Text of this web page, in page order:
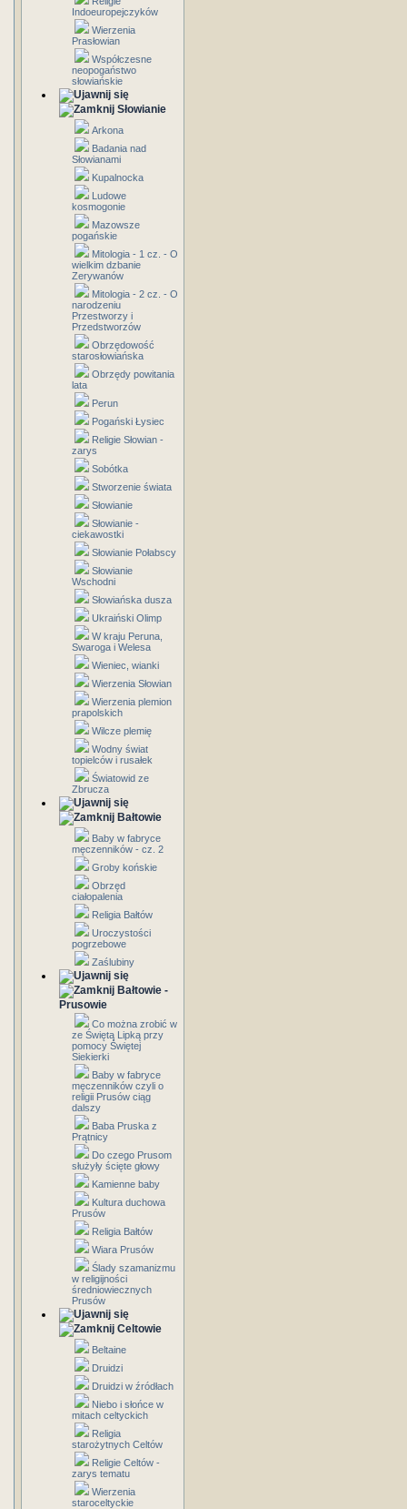
Indoeuropejczyków
Wierzenia
Prasłowian
Współczesne
neopogaństwo
słowiańskie
Słowianie
Arkona
Badania nad
Słowianami
Kupalnocka
Ludowe
kosmogonie
Mazowsze
pogańskie
Mitologia - 1 cz. - O
wielkim dzbanie
Zerywanów
Mitologia - 2 cz. - O
narodzeniu
Przestworzy i
Przedstworzów
Obrzędowość
starosłowiańska
Obrzędy powitania
lata
Perun
Pogański Łysiec
Religie Słowian -
zarys
Sobótka
Stworzenie świata
Słowianie
Słowianie -
ciekawostki
Słowianie Połabscy
Słowianie
Wschodni
Słowiańska dusza
Ukraiński Olimp
W kraju Peruna,
Swaroga i Welesa
Wieniec, wianki
Wierzenia Słowian
Wierzenia plemion
prapolskich
Wilcze plemię
Wodny świat
topielców i rusałek
Światowid ze
Zbrucza
Bałtowie
Baby w fabryce
męczenników - cz. 2
Groby końskie
Obrzęd
ciałopalenia
Religia Bałtów
Uroczystości
pogrzebowe
Zaślubiny
Bałtowie -
Prusowie
Co można zrobić w
ze Świętą Lipką przy
pomocy Świętej
Siekierki
Baby w fabryce
męczenników czyli o
religii Prusów ciąg
dalszy
Baba Pruska z
Prątnicy
Do czego Prusom
służyły ścięte głowy
Kamienne baby
Kultura duchowa
Prusów
Religia Bałtów
Wiara Prusów
Ślady szamanizmu
w religijności
średniowiecznych
Prusów
Celtowie
Beltaine
Druidzi
Druidzi w źródłach
Niebo i słońce w
mitach celtyckich
Religia
starożytnych Celtów
Religie Celtów -
zarys tematu
Wierzenia
staroceltyckie